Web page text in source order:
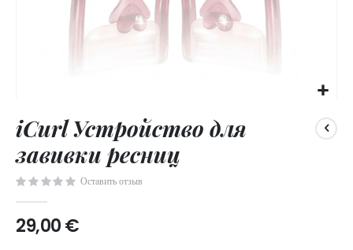
to
the
beginning
of
the
images
gallery
iCurl Устройство для
завивки ресниц
Оставить отзыв
29,00 €